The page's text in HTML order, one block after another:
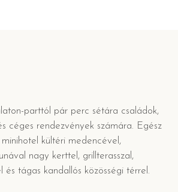
parttól pár perc sétára családok,
céges rendezvények számára. Egész
kültéri medencével,
nagy kerttel, grillterasszal,
és tágas kandallós közösségi térrel.